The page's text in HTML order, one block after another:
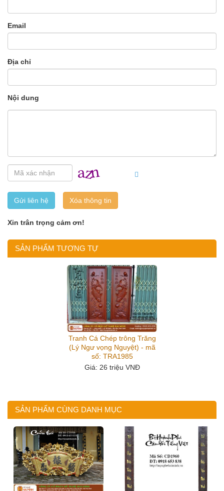
Email
Địa chỉ
Nội dung
Gửi liên hệ
Xin trân trọng cảm ơn!
SẢN PHẨM TƯƠNG TỰ
Tranh Cá Chép trông Trăng
(Lý Ngư vọng Nguyệt) - mã
số: TRA1985
Giá: 26 triệu VNĐ
SẢN PHẨM CÙNG DANH MỤC